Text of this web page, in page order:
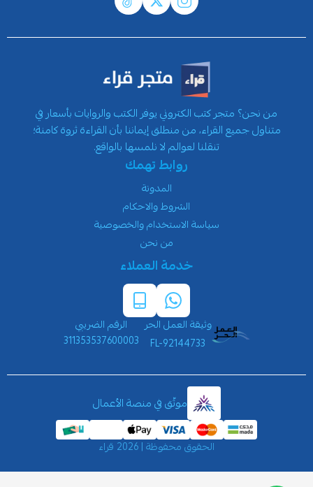
من نحن؟ متجر كتب الكتروني يوفر الكتب والروايات بأسعار في
متناول جميع القراء، من منطلق إيماننا بأن القراءة ثروة كامنة؛
تنقلنا لعوالم لا نلمسها بالواقع.
روابط تهمك
المدونة
الشروط والاحكام
سياسة الاستخدام والخصوصية
من نحن
خدمة العملاء
وثيقة العمل الحر
FL-92144733
الرقم الضريبي
311353537600003
موثّق في منصة الأعمال
الحقوق محفوظة | 2026 قراء